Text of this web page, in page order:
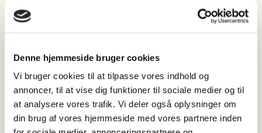
Denne hjemmeside bruger cookies
Vi bruger cookies til at tilpasse vores indhold og
annoncer, til at vise dig funktioner til sociale medier og til
at analysere vores trafik. Vi deler også oplysninger om
din brug af vores hjemmeside med vores partnere inden
Hvornår
torsdag den 30. juli 2026 - 13:00-15:00
Hvor
Vesterhavsvej 294